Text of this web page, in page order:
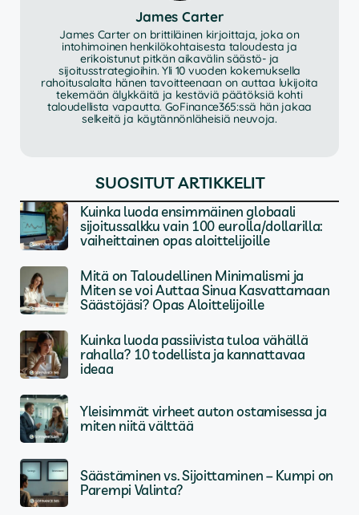
James Carter
James Carter on brittiläinen kirjoittaja, joka on
intohimoinen henkilökohtaisesta taloudesta ja
erikoistunut pitkän aikavälin säästö- ja
sijoitusstrategioihin. Yli 10 vuoden kokemuksella
rahoitusalalta hänen tavoitteenaan on auttaa lukijoita
tekemään älykkäitä ja kestäviä päätöksiä kohti
taloudellista vapautta. GoFinance365:ssä hän jakaa
selkeitä ja käytännönläheisiä neuvoja.
SUOSITUT ARTIKKELIT
Kuinka luoda ensimmäinen globaali
sijoitussalkku vain 100 eurolla/dollarilla:
vaiheittainen opas aloittelijoille
Mitä on Taloudellinen Minimalismi ja
Miten se voi Auttaa Sinua Kasvattamaan
Säästöjäsi? Opas Aloittelijoille
Kuinka luoda passiivista tuloa vähällä
rahalla? 10 todellista ja kannattavaa
ideaa
Yleisimmät virheet auton ostamisessa ja
miten niitä välttää
Säästäminen vs. Sijoittaminen – Kumpi on
Parempi Valinta?